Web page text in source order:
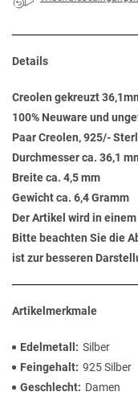
Details
Creolen gekreuzt
100% Neuware und
Paar Creolen, 925/-
Durchmesser ca. 36,1
Breite ca. 4,5 mm
Gewicht ca. 6,4 Gramm
Der Artikel wird in
Bitte beachten Sie die
ist zur besseren
Artikelmerkmale
Edelmetall
Silber
Feingehalt 925 Silber
Geschlecht
Damen